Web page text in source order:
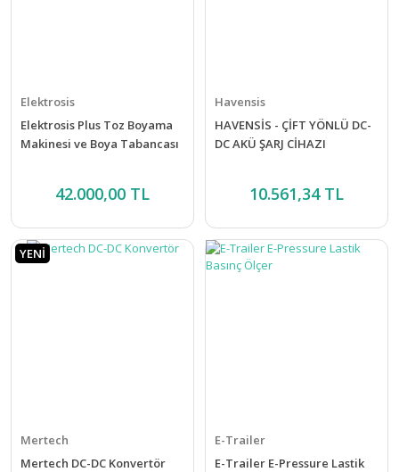
Elektrosis
Elektrosis Plus Toz Boyama
Makinesi ve Boya Tabancası
42.000,00 TL
Havensis
HAVENSİS - ÇİFT YÖNLÜ DC-
DC AKÜ ŞARJ CİHAZI
10.561,34 TL
YENİ
Mertech
Mertech DC-DC Konvertör
E-Trailer
E-Trailer E-Pressure Lastik